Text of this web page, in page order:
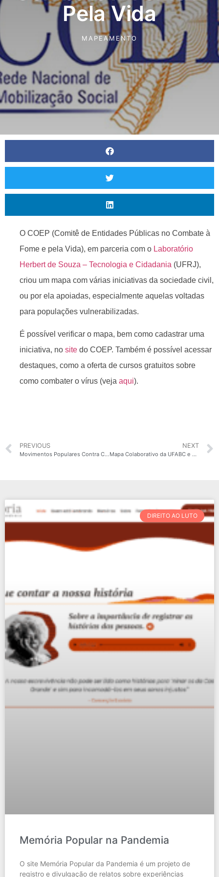
Pela Vida
MAPEAMENTO
O COEP (Comitê de Entidades Públicas no Combate à
Fome e pela Vida), em parceria com o Laboratório
Herbert de Souza – Tecnologia e Cidadania (UFRJ),
criou um mapa com várias iniciativas da sociedade civil,
ou por ela apoiadas, especialmente aquelas voltadas
para populações vulnerabilizadas.
É possível verificar o mapa, bem como cadastrar uma
iniciativa, no site do COEP. Também é possível acessar
destaques, como a oferta de cursos gratuitos sobre
como combater o vírus (veja aqui).
PREVIOUS
Movimentos Populares Contra COVID-19
NEXT
Mapa Colaborativo da UFABC e parceiros
DIREITO AO LUTO
Memória Popular na Pandemia
O site Memória Popular da Pandemia é um projeto de
registro e divulgação de relatos sobre experiências